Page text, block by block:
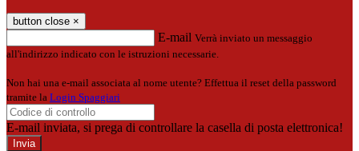
button close ×
E-mail Verrà inviato un messaggio
all'indirizzo indicato con le istruzioni necessarie.
Non hai una e-mail associata al nome utente? Effettua il reset della password
tramite la Login Spaggiari
E-mail inviata, si prega di controllare la casella di posta elettronica!